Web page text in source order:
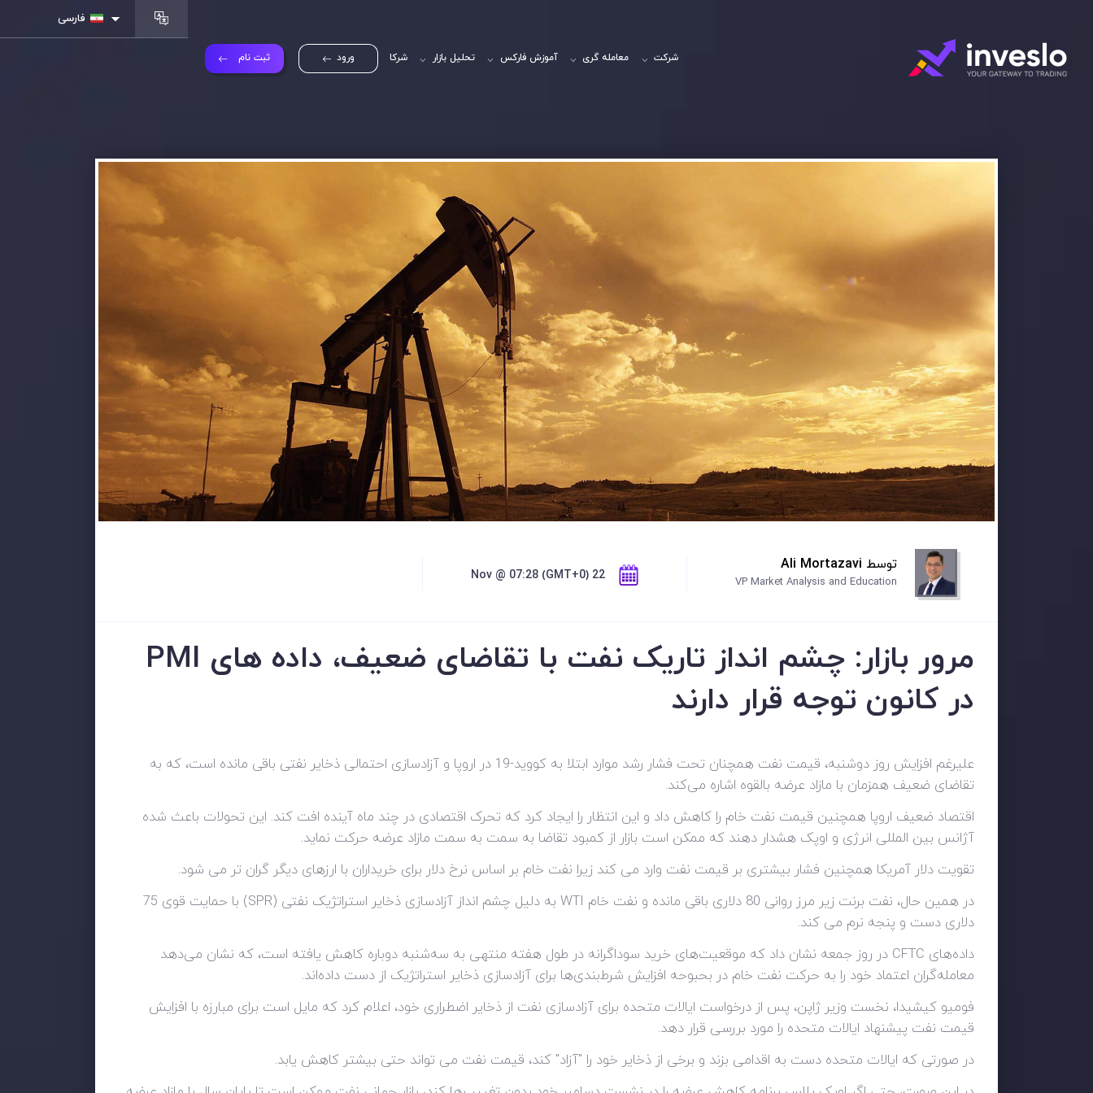
شرکت معامله گری آموزش فارکس تحلیل بازار شرکا ورود ثبت نام
فارسی
توسط Ali Mortazavi
VP Market Analysis and Education
22 Nov @ 07:28 (GMT+0)
مرور بازار: چشم انداز تاریک نفت با تقاضای ضعیف، داده های PMI
در کانون توجه قرار دارند
علیرغم افزایش روز دوشنبه، قیمت نفت همچنان تحت فشار رشد موارد ابتلا به کووید-19 در اروپا و آزادسازی احتمالی ذخایر نفتی باقی مانده است، که به
تقاضای ضعیف همزمان با مازاد عرضه بالقوه اشاره می‌کند.
اقتصاد ضعیف اروپا همچنین قیمت نفت خام را کاهش داد و این انتظار را ایجاد کرد که تحرک اقتصادی در چند ماه آینده افت کند. این تحولات باعث شده
آژانس بین المللی انرژی و اوپک هشدار دهند که ممکن است بازار از کمبود تقاضا به سمت به سمت مازاد عرضه حرکت نماید.
تقویت دلار آمریکا همچنین فشار بیشتری بر قیمت نفت وارد می کند زیرا نفت خام بر اساس نرخ دلار برای خریداران با ارزهای دیگر گران تر می شود.
در همین حال، نفت برنت زیر مرز روانی 80 دلاری باقی مانده و نفت خام WTI به دلیل چشم انداز آزادسازی ذخایر استراتژیک نفتی (SPR) با حمایت قوی 75
دلاری دست و پنجه نرم می کند.
داده‌های CFTC در روز جمعه نشان داد که موقعیت‌های خرید سوداگرانه در طول هفته منتهی به سه‌شنبه دوباره کاهش یافته است، که نشان می‌دهد
معامله‌گران اعتماد خود را به حرکت نفت خام در بحبوحه افزایش شرط‌بندی‌ها برای آزادسازی ذخایر استراتژیک از دست داده‌اند.
فومیو کیشیدا، نخست وزیر ژاپن، پس از درخواست ایالات متحده برای آزادسازی نفت از ذخایر اضطراری خود، اعلام کرد که مایل است برای مبارزه با افزایش
قیمت نفت پیشنهاد ایالات متحده را مورد بررسی قرار دهد.
در صورتی که ایالات متحده دست به اقدامی بزند و برخی از ذخایر خود را "آزاد" کند، قیمت نفت می تواند حتی بیشتر کاهش یابد.